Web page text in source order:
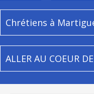
Chrétiens à
ALLER AU COEUR